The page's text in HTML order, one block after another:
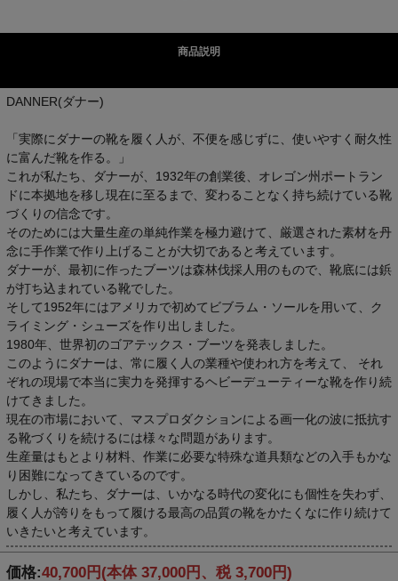
商品説明
DANNER(ダナー)
「実際にダナーの靴を履く人が、不便を感じずに、使いやすく耐久性
に富んだ靴を作る。」
これが私たち、ダナーが、1932年の創業後、オレゴン州ポートラン
ドに本拠地を移し現在に至るまで、変わることなく持ち続けている靴
づくりの信念です。
そのためには大量生産の単純作業を極力避けて、厳選された素材を丹
念に手作業で作り上げることが大切であると考えています。
ダナーが、最初に作ったブーツは森林伐採人用のもので、靴底には鋲
が打ち込まれている靴でした。
そして1952年にはアメリカで初めてビブラム・ソールを用いて、ク
ライミング・シューズを作り出しました。
1980年、世界初のゴアテックス・ブーツを発表しました。
このようにダナーは、常に履く人の業種や使われ方を考えて、 それ
ぞれの現場で本当に実力を発揮するヘビーデューティーな靴を作り続
けてきました。
現在の市場において、マスプロダクションによる画一化の波に抵抗す
る靴づくりを続けるには様々な問題があります。
生産量はもとより材料、作業に必要な特殊な道具類などの入手もかな
り困難になってきているのです。
しかし、私たち、ダナーは、いかなる時代の変化にも個性を失わず、
履く人が誇りをもって履ける最高の品質の靴をかたくなに作り続けて
いきたいと考えています。
価格:40,700円 (本体 37,000円、税 3,700円)